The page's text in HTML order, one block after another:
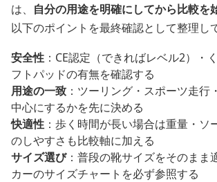
は、 自分の用途を明確にしてから比較を
以下のポイントを最終確認として整理し
安全性 ：CE認定（できればレベル2）・
フトパッドの有無を確認する
用途の一致 ：ツーリング・スポーツ走行
中心にするかを先に決める
快適性 ：歩く時間が長い場合は重量・ソ
のしやすさも比較軸に加える
サイズ選び：普段の靴サイズをそのまま
カーのサイズチャートを必ず参照する